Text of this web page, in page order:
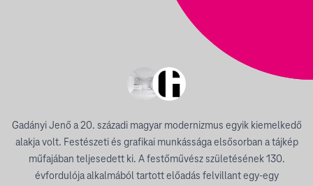
Gadányi Jenő a 20. századi magyar modernizmus egyik kiemelkedő
alakja volt. Festészeti és grafikai munkássága elsősorban a tájkép
műfajában teljesedett ki. A festőművész születésének 130.
évfordulója alkalmából tartott előadás felvillant egy-egy